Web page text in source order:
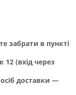
забрати в пункті
12 (вхід через
доставки —